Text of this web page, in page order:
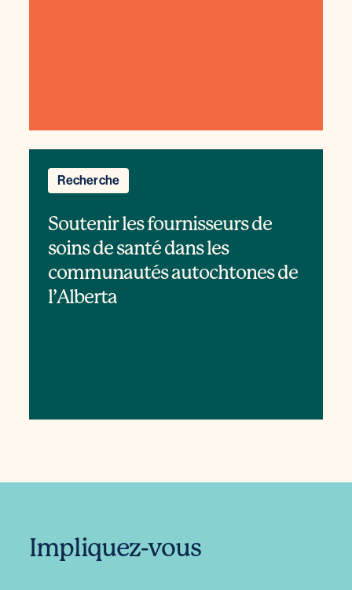
Recherche
Soutenir les fournisseurs de
soins de santé dans les
communautés autochtones de
l’Alberta
Impliquez-vous